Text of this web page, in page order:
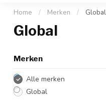
Home / Merken / Global
Global
Merken
Alle merken
Global